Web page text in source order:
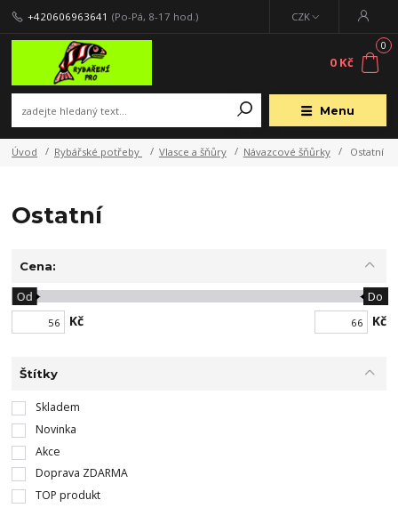
Menu
CZK
+420606963641 (Po-Pá, 8-17 hod.)
0
0 Kč
Úvod Rybářské potřeby Vlasce a šňůry Návazcové šňůrky Ostatní
Ostatní
Cena:
Kč
Od Do
Kč
Štítky
Skladem
Novinka
Akce
Doprava ZDARMA
TOP produkt